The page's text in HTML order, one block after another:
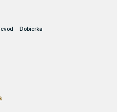
Dobierka